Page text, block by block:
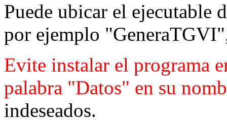
Puede ubicar el ejecutable
por ejemplo
Evite instalar el programa
palabra "Datos" en su
indeseados.